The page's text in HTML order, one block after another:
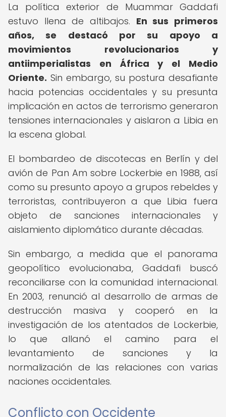
La política exterior de Muammar Gaddafi
estuvo llena de altibajos. En sus primeros
años, se destacó por su apoyo a
movimientos revolucionarios y
antiimperialistas en África y el Medio
Oriente. Sin embargo, su postura desafiante
hacia potencias occidentales y su presunta
implicación en actos de terrorismo generaron
tensiones internacionales y aislaron a Libia en
la escena global.
El bombardeo de discotecas en Berlín y del
avión de Pan Am sobre Lockerbie en 1988, así
como su presunto apoyo a grupos rebeldes y
terroristas, contribuyeron a que Libia fuera
objeto de sanciones internacionales y
aislamiento diplomático durante décadas.
Sin embargo, a medida que el panorama
geopolítico evolucionaba, Gaddafi buscó
reconciliarse con la comunidad internacional.
En 2003, renunció al desarrollo de armas de
destrucción masiva y cooperó en la
investigación de los atentados de Lockerbie,
lo que allanó el camino para el
levantamiento de sanciones y la
normalización de las relaciones con varias
naciones occidentales.
Conflicto con Occidente